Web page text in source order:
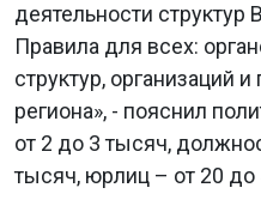
деятельности
Правила для всех:
структур, организаций
региона», - пояснил
от 2 до 3 тысяч,
тысяч, юрлиц – от 20 до